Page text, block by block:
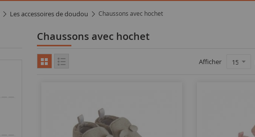
les accessoires de doudou Chaussons avec hochet
Chaussons avec hochet
Afficher